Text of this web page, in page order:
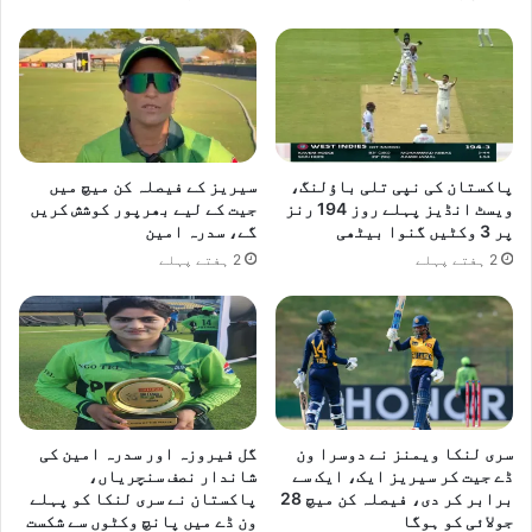
پاکستان کی نپی تلی باؤلنگ،
ویسٹ انڈیز پہلے روز 194 رنز
پر 3 وکٹیں گنوا بیٹھی
2 ہفتے پہلے
سیریز کے فیصلہ کن میچ میں
جیت کے لیے بھرپور کوشش کریں
گے، سدرہ امین
2 ہفتے پہلے
سری لنکا ویمنز نے دوسرا ون
ڈے جیت کر سیریز ایک، ایک سے
برابر کر دی، فیصلہ کن میچ 28
جولائی کو ہوگا
گل فیروزہ اور سدرہ امین کی
شاندار نصف سنچریاں،
پاکستان نے سری لنکا کو پہلے
ون ڈے میں پانچ وکٹوں سے شکست